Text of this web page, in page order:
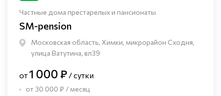
Частные дома престарелых и пансионаты
SM-pension
Московская область, Химки, микрорайон Сходня,
улица Ватутина, вл39
от1 000 ₽ / сутки
от 30 000 ₽ / месяц